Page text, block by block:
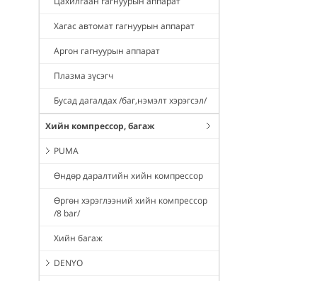
Хагас автомат гагнуурын аппарат
Аргон гагнуурын аппарат
Плазма зүсэгч
Бусад дагалдах /баг,нэмэлт хэрэгсэл/
Хийн компрессор, багаж
PUMA
Өндөр даралтийн хийн компрессор
Өргөн хэрэглээний хийн компрессор
/8 bar/
Хийн багаж
DENYO